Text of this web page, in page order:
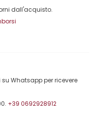
dall'acquisto.
Whatsapp per ricevere
+39 0692928912